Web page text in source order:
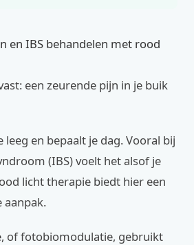
en IBS behandelen met rood
een zeurende pijn in je buik
en bepaalt je dag. Vooral bij
(IBS) voelt het alsof je
licht therapie biedt hier een
aanpak.
of fotobiomodulatie, gebruikt